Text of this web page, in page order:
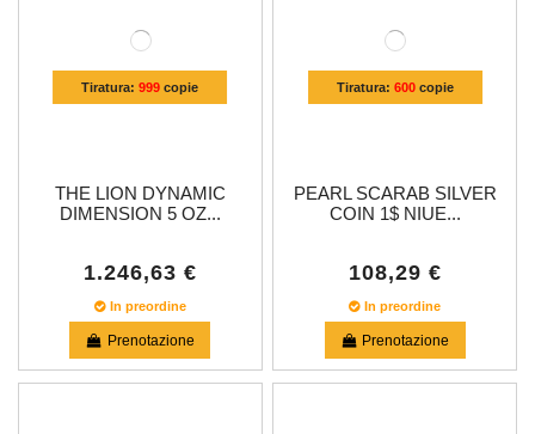
Tiratura:999 copie
THE LION DYNAMIC
DIMENSION 5 OZ...
1.246,63 €
In preordine
Prenotazione
Tiratura: 600copie
PEARL SCARAB SILVER
COIN 1$ NIUE...
108,29 €
In preordine
Prenotazione